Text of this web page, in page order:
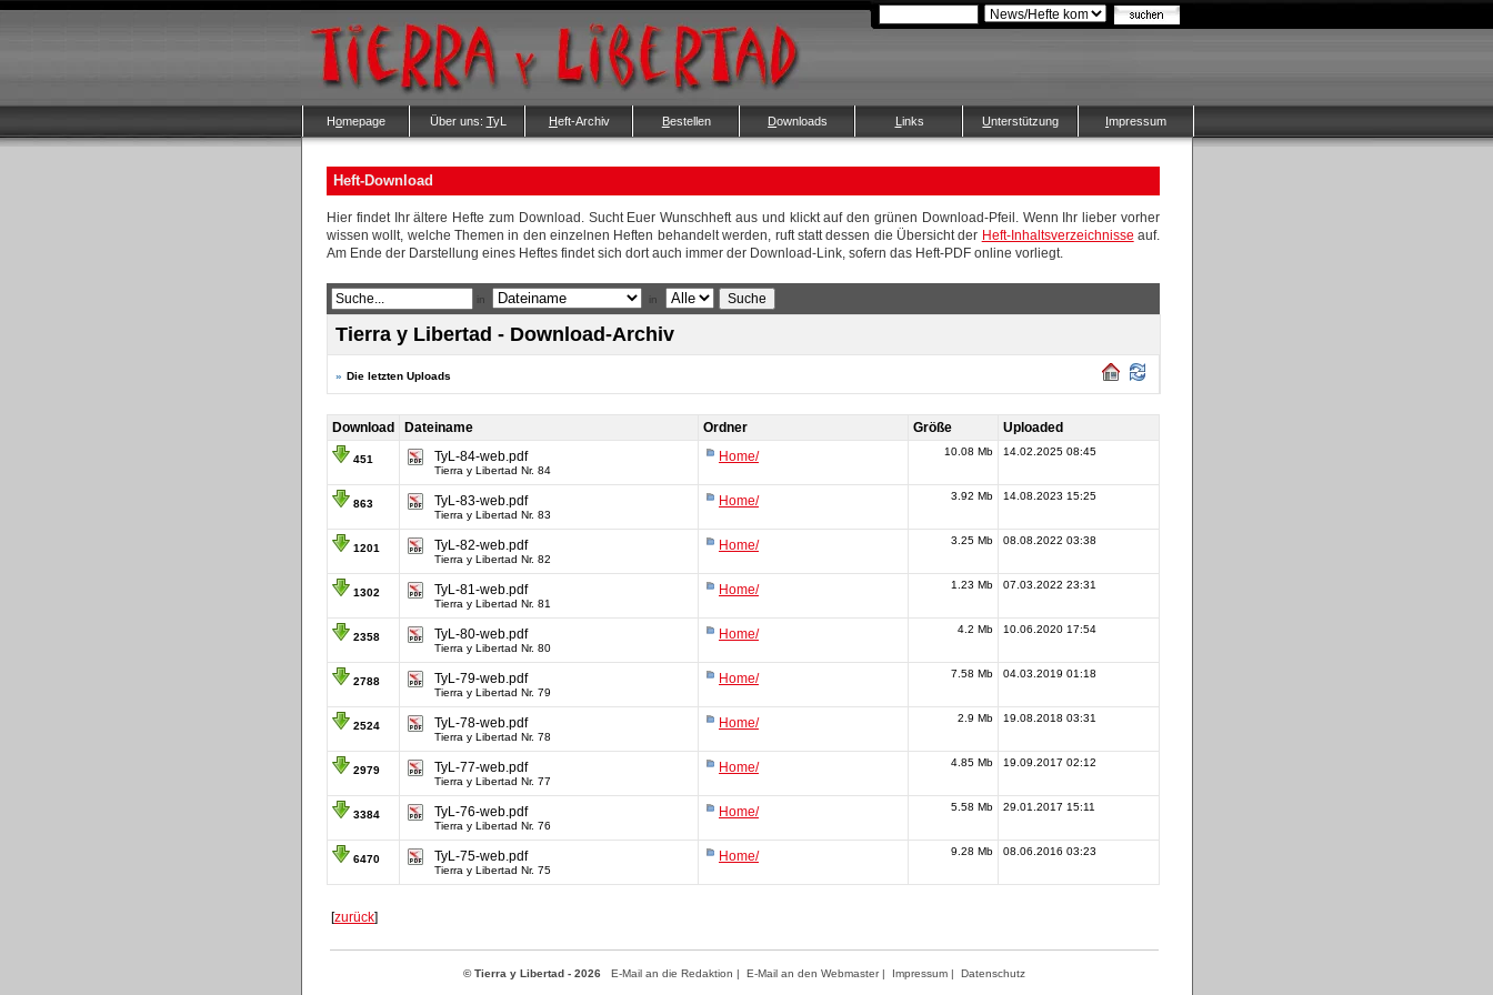
Homepage Über uns: TyL Heft-Archiv Bestellen Downloads L inks Unterstützung Impressum
Heft-Download
Hier findet Ihr ältere Hefte zum Download. Sucht Euer Wunschheft aus und klickt auf den grünen Download-Pfeil. Wenn Ihr lieber vorher
wissen wollt, welche Themen in den einzelnen Heften behandelt werden, ruft statt dessen die Übersicht der Heft-Inhaltsverzeichnisse auf.
Am Ende der Darstellung eines Heftes findet sich dort auch immer der Download-Link, sofern das Heft-PDF online vorliegt.
in in
Tierra y Libertad - Download-Archiv
» Die letzten Uploads
Download Dateiname Ordner Größe Uploaded
451 TyL-84-web.pdf
Tierra y Libertad Nr. 84
Home/ 10.08 Mb 14.02.2025 08:45
863 TyL-83-web.pdf
Tierra y Libertad Nr. 83
Home/ 3.92 Mb 14.08.2023 15:25
1201 TyL-82-web.pdf
Tierra y Libertad Nr. 82
Home/ 3.25 Mb 08.08.2022 03:38
1302 TyL-81-web.pdf
Tierra y Libertad Nr. 81
Home/ 1.23 Mb 07.03.2022 23:31
2358 TyL-80-web.pdf
Tierra y Libertad Nr. 80
Home/ 4.2 Mb 10.06.2020 17:54
2788 TyL-79-web.pdf
Tierra y Libertad Nr. 79
Home/ 7.58 Mb 04.03.2019 01:18
2524 TyL-78-web.pdf
Tierra y Libertad Nr. 78
Home/ 2.9 Mb 19.08.2018 03:31
2979 TyL-77-web.pdf
Tierra y Libertad Nr. 77
Home/ 4.85 Mb 19.09.2017 02:12
3384 TyL-76-web.pdf
Tierra y Libertad Nr. 76
Home/ 5.58 Mb 29.01.2017 15:11
6470 TyL-75-web.pdf
Tierra y Libertad Nr. 75
Home/ 9.28 Mb 08.06.2016 03:23
[zurück]
© Tierra y Libertad - 2026 E-Mail an die Redaktion | E-Mail an den Webmaster| Impressum | Datenschutz